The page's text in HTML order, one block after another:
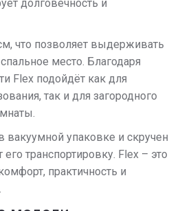
долговечность и
что позволяет выдерживать
место. Благодаря
Flex подойдёт как для
так и для загородного
вакуумной упаковке и скручен
его транспортировку. Flex – это
практичность и